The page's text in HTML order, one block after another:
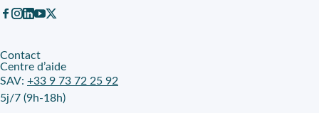
Contact
Centre d’aide
SAV: +33 9 73 72 25 92
5j/7 (9h-18h)